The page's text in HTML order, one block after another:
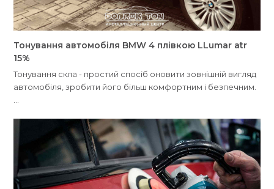
Тонування автомобіля BMW 4 плівкою LLumar atr
15%
Тонування скла - простий спосіб оновити зовнішній вигляд
автомобіля, зробити його більш комфортним і безпечним.